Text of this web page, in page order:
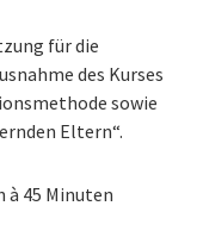
für die
des Kurses
sowie
Eltern“.
45 Minuten